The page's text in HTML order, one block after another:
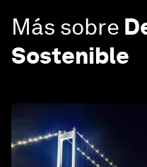
Más sobre
Sostenible